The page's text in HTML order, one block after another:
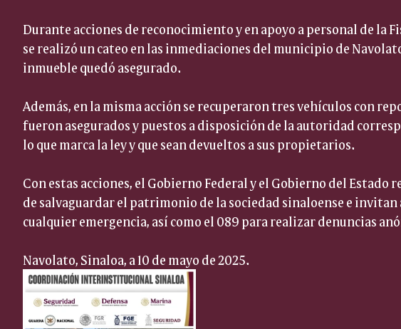
Durante acciones de reconocimiento y en apoyo a personal de la
se realizó un cateo en las inmediaciones del municipio de
inmueble quedó asegurado.
Además, en la misma acción se recuperaron tres vehículos con
fueron asegurados y puestos a disposición de la autoridad
lo que marca la ley y que sean devueltos a sus propietarios.
Con estas acciones, el Gobierno Federal y el Gobierno del Estado
de salvaguardar el patrimonio de la sociedad sinaloense e invitan
cualquier emergencia, así como el 089 para realizar denuncias
Navolato, Sinaloa, a 10 de mayo de 2025.